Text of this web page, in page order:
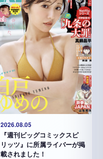
2026.08.05
『週刊ビッグコミックスピ
リッツ』に所属ライバーが掲
載されました！